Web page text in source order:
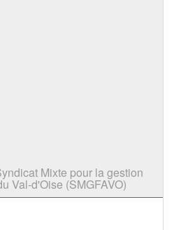
Mixte pour la gestion
Val-d'Oise (SMGFAVO)